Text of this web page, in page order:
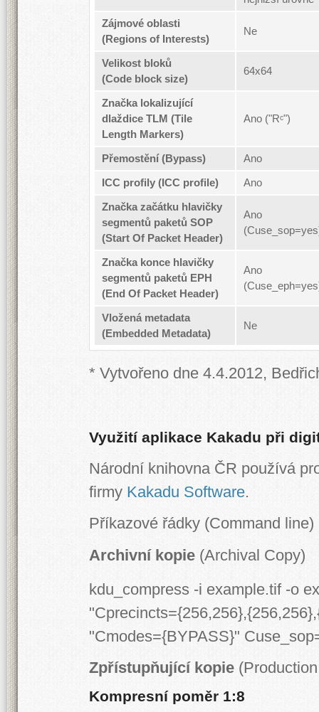
Zájmové oblasti
(Regions of Interests)
Ne
Velikost bloků
(Code block size)
64x64
Značka lokalizující
dlaždice TLM (Tile
Length Markers)
Ano ("Rᶜ")
Přemostění (Bypass) Ano
ICC profily (ICC profile) Ano
Značka začátku hlavičky
segmentů paketů SOP
(Start Of Packet Header)
Ano
Značka konce hlavičky
segmentů paketů EPH
(End Of Packet Header)
Ano
Vložená metadata
(Embedded Metadata)
Ne
* Vytvořeno dne 4.4.2012,
Využití aplikace Kakadu při
Národní knihovna ČR používá
firmy Kakadu Software.
Příkazové řádky (Command
Archivní kopie (Archival Copy)
kdu_compress -i example.tif -o
"Cmodes={BYPASS}"
Zpřístupňující kopie
Kompresní poměr 1:8